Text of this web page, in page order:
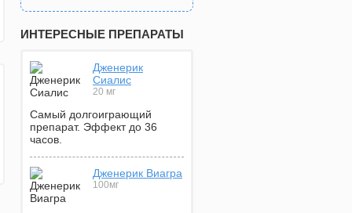
ИНТЕРЕСНЫЕ ПРЕПАРАТЫ
Дженерик
Сиалис
20 мг
Самый долгоиграющий
препарат. Эффект до 36
часов.
Дженерик Виагра
100мг